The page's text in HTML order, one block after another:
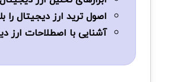
اصول ترید ارز دیجیتال را
آشنایی با اصطلاحات ارز